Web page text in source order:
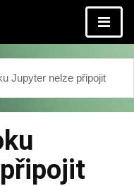
Jupyter nelze připojit